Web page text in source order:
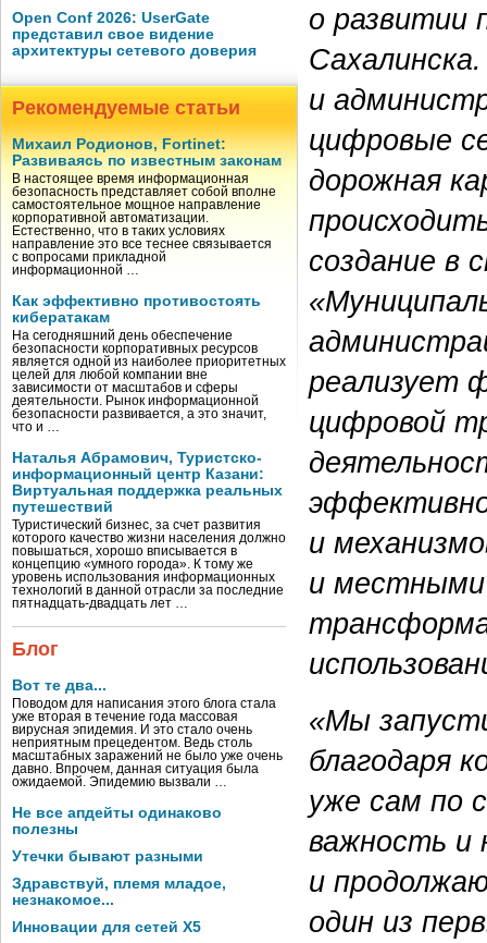
Open Conf 2026: UserGate
представил свое видение
архитектуры сетевого доверия
Рекомендуемые статьи
Михаил Родионов, Fortinet:
Развиваясь по известным законам
В настоящее время информационная
безопасность представляет собой вполне
самостоятельное мощное направление
корпоративной автоматизации.
Естественно, что в таких условиях
направление это все теснее связывается
с вопросами прикладной
информационной …
Как эффективно противостоять
кибератакам
На сегодняшний день обеспечение
безопасности корпоративных ресурсов
является одной из наиболее приоритетных
целей для любой компании вне
зависимости от масштабов и сферы
деятельности. Рынок информационной
безопасности развивается, а это значит,
что и …
Наталья Абрамович, Туристско-
информационный центр Казани:
Виртуальная поддержка реальных
путешествий
Туристический бизнес, за счет развития
которого качество жизни населения должно
повышаться, хорошо вписывается в
концепцию «умного города». К тому же
уровень использования информационных
технологий в данной отрасли за последние
пятнадцать-двадцать лет …
Блог
Вот те два...
Поводом для написания этого блога стала
уже вторая в течение года массовая
вирусная эпидемия. И это стало очень
неприятным прецедентом. Ведь столь
масштабных заражений не было уже очень
давно. Впрочем, данная ситуация была
ожидаемой. Эпидемию вызвали …
Не все апдейты одинаково
полезны
Утечки бывают разными
Здравствуй, племя младое,
незнакомое...
Инновации для сетей X5
о развитии
и
цифровые
дорожная
создание в
реализует
цифровой
и
и
«Мы
благодаря
уже сам по
важность и
и
один из